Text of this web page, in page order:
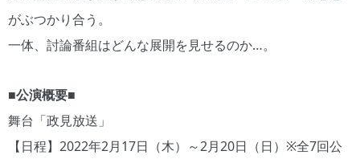
がぶつかり合う。
一体、討論番組はどんな展開を見せるのか…。
■公演概要■
舞台「政見放送」
【日程】2022年2月17日（木）～2月20日（日）※全7回公